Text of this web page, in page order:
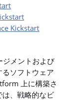
Kickstart
ジメントおよび
ソフトウェア
上に構築さ
、戦略的なビ